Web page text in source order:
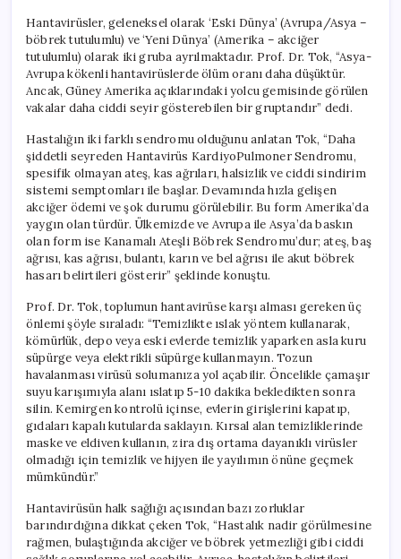
Hantavirüsler, geleneksel olarak ‘Eski Dünya’ (Avrupa/Asya –
böbrek tutulumlu) ve ‘Yeni Dünya’ (Amerika – akciğer
tutulumlu) olarak iki gruba ayrılmaktadır. Prof. Dr. Tok, “Asya-
Avrupa kökenli hantavirüslerde ölüm oranı daha düşüktür.
Ancak, Güney Amerika açıklarındaki yolcu gemisinde görülen
vakalar daha ciddi seyir gösterebilen bir gruptandır” dedi.
Hastalığın iki farklı sendromu olduğunu anlatan Tok, “Daha
şiddetli seyreden Hantavirüs KardiyoPulmoner Sendromu,
spesifik olmayan ateş, kas ağrıları, halsizlik ve ciddi sindirim
sistemi semptomları ile başlar. Devamında hızla gelişen
akciğer ödemi ve şok durumu görülebilir. Bu form Amerika’da
yaygın olan türdür. Ülkemizde ve Avrupa ile Asya’da baskın
olan form ise Kanamalı Ateşli Böbrek Sendromu’dur; ateş, baş
ağrısı, kas ağrısı, bulantı, karın ve bel ağrısı ile akut böbrek
hasarı belirtileri gösterir” şeklinde konuştu.
Prof. Dr. Tok, toplumun hantavirüse karşı alması gereken üç
önlemi şöyle sıraladı: “Temizlikte ıslak yöntem kullanarak,
kömürlük, depo veya eski evlerde temizlik yaparken asla kuru
süpürge veya elektrikli süpürge kullanmayın. Tozun
havalanması virüsü solumanıza yol açabilir. Öncelikle çamaşır
suyu karışımıyla alanı ıslatıp 5-10 dakika bekledikten sonra
silin. Kemirgen kontrolü içinse, evlerin girişlerini kapatıp,
gıdaları kapalı kutularda saklayın. Kırsal alan temizliklerinde
maske ve eldiven kullanın, zira dış ortama dayanıklı virüsler
olmadığı için temizlik ve hijyen ile yayılımın önüne geçmek
mümkündür.”
Hantavirüsün halk sağlığı açısından bazı zorluklar
barındırdığına dikkat çeken Tok, “Hastalık nadir görülmesine
rağmen, bulaştığında akciğer ve böbrek yetmezliği gibi ciddi